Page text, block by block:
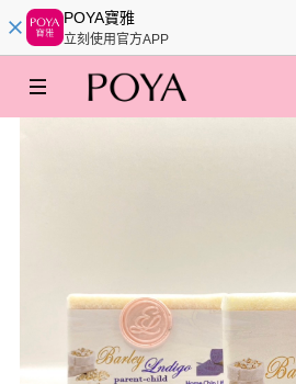
POYA寶雅
立刻使用官方APP